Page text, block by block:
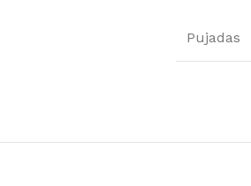
Pujadas